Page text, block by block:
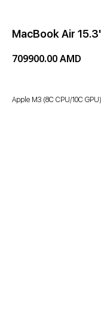
MacBook Air
709900.00AMD
Apple M3 (8C CPU/10C